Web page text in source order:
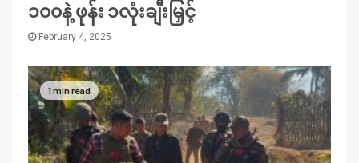
၁၀၀နဲ့ ဖုန်း ၁လုံးချီးမြှင့်
February 4, 2025
1 min read